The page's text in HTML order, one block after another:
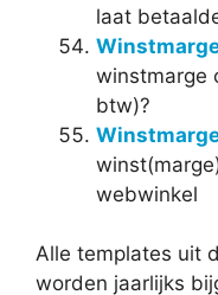
laat
winstmarge
btw)?
webwinkel
Alle templates uit
worden jaarlijks